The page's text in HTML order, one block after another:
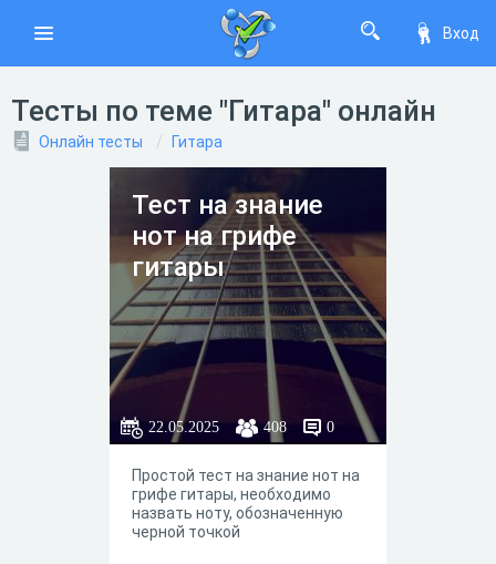
Вход
Тесты по теме "Гитара" онлайн
Онлайн тесты Гитара
Тест на знание
нот на грифе
гитары
22.05.2025 408 0
Простой тест на знание нот на
грифе гитары, необходимо
назвать ноту, обозначенную
черной точкой